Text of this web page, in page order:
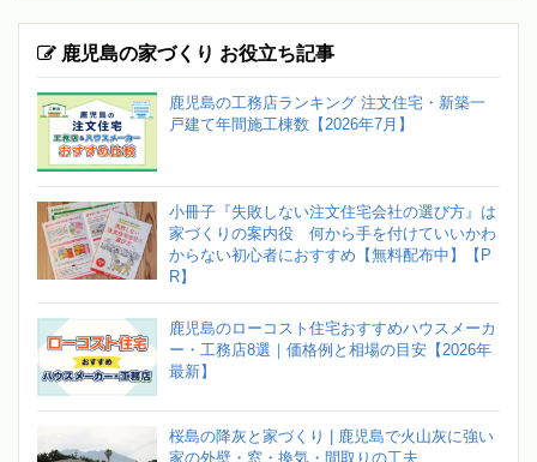
鹿児島の家づくり お役立ち記事
鹿児島の工務店ランキング 注文住宅・新築一
戸建て年間施工棟数【2026年7月】
小冊子『失敗しない注文住宅会社の選び方』は
家づくりの案内役 何から手を付けていいかわ
からない初心者におすすめ【無料配布中】【P
R】
鹿児島のローコスト住宅おすすめハウスメーカ
ー・工務店8選｜価格例と相場の目安【2026年
最新】
桜島の降灰と家づくり | 鹿児島で火山灰に強い
家の外壁・窓・換気・間取りの工夫